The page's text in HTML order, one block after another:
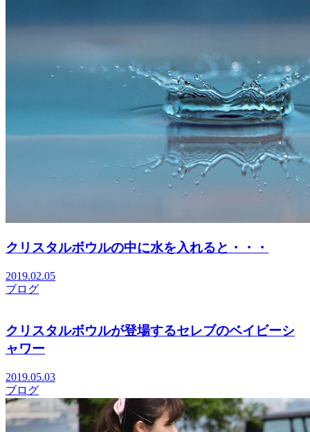
クリスタルボウルの中に水を入れると・・・
2019.02.05
ブログ
クリスタルボウルが登場するセレブのベイビーシ
ャワー
2019.05.03
ブログ